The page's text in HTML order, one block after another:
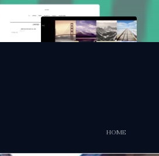
HOME